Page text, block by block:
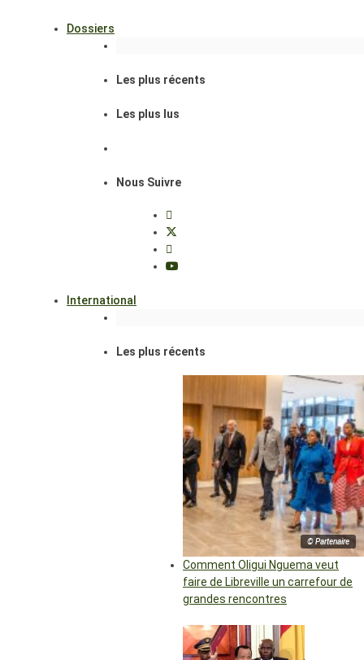
Dossiers
Les plus récents
Les plus lus
Nous Suivre
International
Les plus récents
© Partenaire
Comment Oligui Nguema veut
faire de Libreville un carrefour de
grandes rencontres